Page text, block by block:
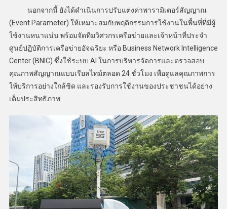
นอกจากนี้ ยังได้ดำเนินการปรับแต่งค่าพารามิเตอร์สัญญาณ
(Event Parameter) ให้เหมาะสมกับพฤติกรรมการใช้งานในพื้นที่ที่มีผู้
ใช้งานหนาแน่น พร้อมจัดทีมวิศวกรเครือข่ายและเจ้าหน้าที่ประจำ
ศูนย์ปฏิบัติการเครือข่ายอัจฉริยะ หรือ Business Network Intelligence
Center (BNIC) ซึ่งใช้ระบบ AI ในการบริหารจัดการและตรวจสอบ
คุณภาพสัญญาณแบบเรียลไทม์ตลอด 24 ชั่วโมง เพื่อดูแลคุณภาพการ
ให้บริการอย่างใกล้ชิด และรองรับการใช้งานของประชาชนได้อย่าง
เต็มประสิทธิภาพ